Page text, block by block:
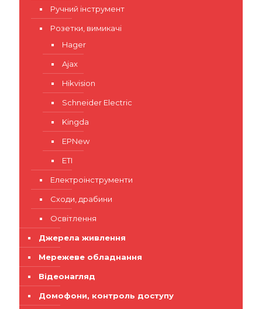
Ручний інструмент
Розетки, вимикачі
Hager
Ajax
Hikvision
Schneider Electric
Kingda
EPNew
ETI
Електроінструменти
Сходи, драбини
Освітлення
Джерела живлення
Мережеве обладнання
Відеонагляд
Домофони, контроль доступу